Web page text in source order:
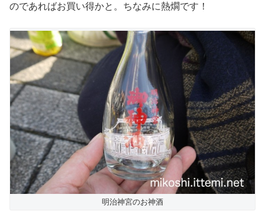
のであればお買い得かと。ちなみに熱燗です！
明治神宮のお神酒